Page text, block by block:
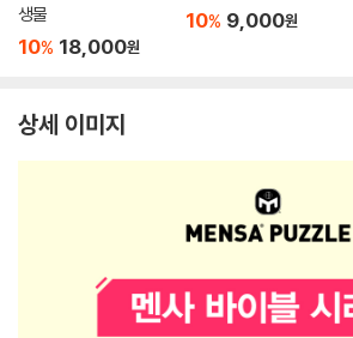
생물
10% 18,000원
10% 9,000원
상세 이미지